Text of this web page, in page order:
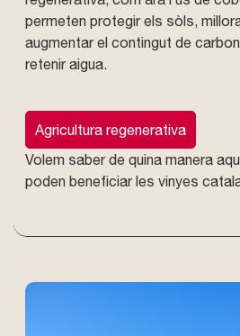
permeten protegir els sòls,
augmentar el contingut de
retenir aigua.
Agricultura regenerativa
Volem saber de quina manera
poden beneficiar les vinyes